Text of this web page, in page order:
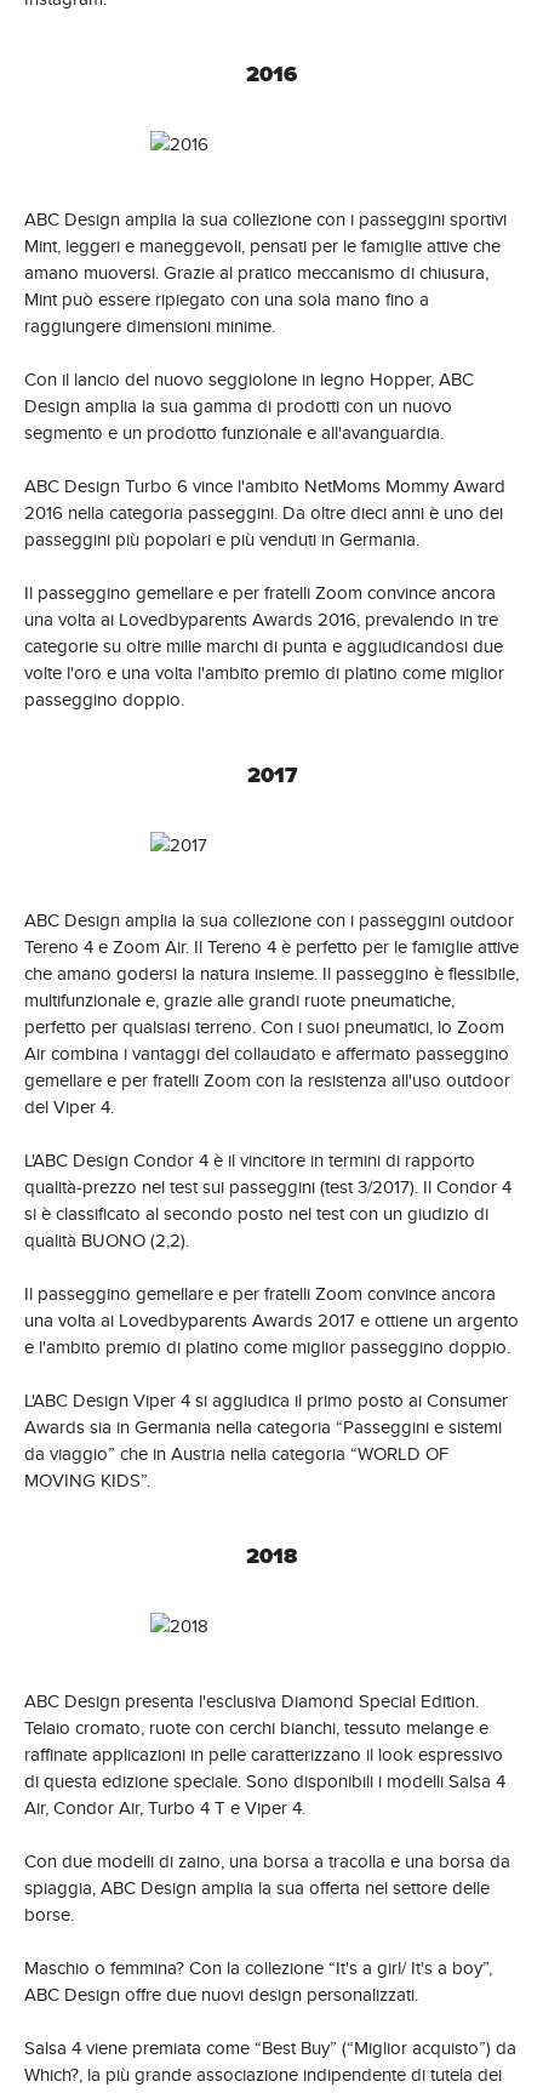
2016
ABC Design amplia la sua collezione con i passeggini sportivi
Mint, leggeri e maneggevoli, pensati per le famiglie attive che
amano muoversi. Grazie al pratico meccanismo di chiusura,
Mint può essere ripiegato con una sola mano fino a
raggiungere dimensioni minime.
Con il lancio del nuovo seggiolone in legno Hopper, ABC
Design amplia la sua gamma di prodotti con un nuovo
segmento e un prodotto funzionale e all'avanguardia.
ABC Design Turbo 6 vince l'ambito NetMoms Mommy Award
2016 nella categoria passeggini. Da oltre dieci anni è uno dei
passeggini più popolari e più venduti in Germania.
Il passeggino gemellare e per fratelli Zoom convince ancora
una volta ai Lovedbyparents Awards 2016, prevalendo in tre
categorie su oltre mille marchi di punta e aggiudicandosi due
volte l'oro e una volta l'ambito premio di platino come miglior
passeggino doppio.
2017
ABC Design amplia la sua collezione con i passeggini outdoor
Tereno 4 e Zoom Air. Il Tereno 4 è perfetto per le famiglie attive
che amano godersi la natura insieme. Il passeggino è flessibile,
multifunzionale e, grazie alle grandi ruote pneumatiche,
perfetto per qualsiasi terreno. Con i suoi pneumatici, lo Zoom
Air combina i vantaggi del collaudato e affermato passeggino
gemellare e per fratelli Zoom con la resistenza all'uso outdoor
del Viper 4.
L'ABC Design Condor 4 è il vincitore in termini di rapporto
qualità-prezzo nel test sui passeggini (test 3/2017). Il Condor 4
si è classificato al secondo posto nel test con un giudizio di
qualità BUONO (2,2).
Il passeggino gemellare e per fratelli Zoom convince ancora
una volta ai Lovedbyparents Awards 2017 e ottiene un argento
e l'ambito premio di platino come miglior passeggino doppio.
L'ABC Design Viper 4 si aggiudica il primo posto ai Consumer
Awards sia in Germania nella categoria “Passeggini e sistemi
da viaggio” che in Austria nella categoria “WORLD OF
MOVING KIDS”.
2018
ABC Design presenta l'esclusiva Diamond Special Edition.
Telaio cromato, ruote con cerchi bianchi, tessuto melange e
raffinate applicazioni in pelle caratterizzano il look espressivo
di questa edizione speciale. Sono disponibili i modelli Salsa 4
Air, Condor Air, Turbo 4 T e Viper 4.
Con due modelli di zaino, una borsa a tracolla e una borsa da
spiaggia, ABC Design amplia la sua offerta nel settore delle
borse.
Maschio o femmina? Con la collezione “It's a girl/ It's a boy”,
ABC Design offre due nuovi design personalizzati.
Salsa 4 viene premiata come “Best Buy” (“Miglior acquisto”) da
Which?, la più grande associazione indipendente di tutela dei